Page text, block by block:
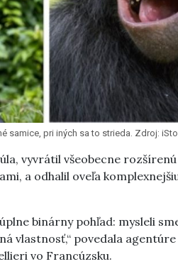
samice, pri iných sa to strieda. Zdroj:
vyvrátil všeobecne
a odhalil oveľa
binárny pohľad: mysleli
vlastnosť,“ povedala
vo Francúzsku.